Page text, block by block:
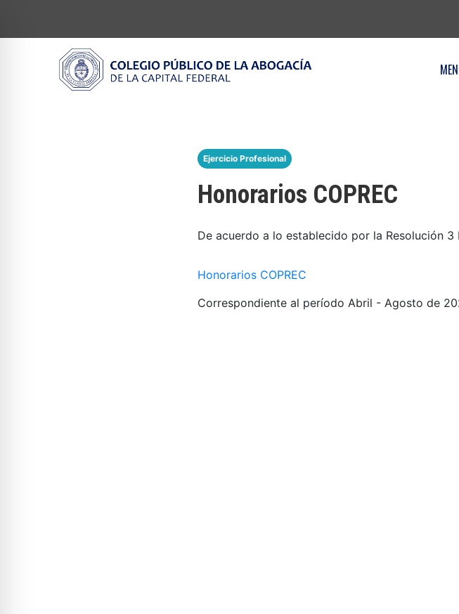
Ejercicio Profesional
Honorarios COPREC
De acuerdo a lo establecido por la Resolución
Honorarios COPREC
Correspondiente al período Abril - Agosto de